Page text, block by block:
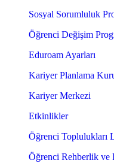
Sosyal Sorumluluk
Öğrenci Değişim
Eduroam Ayarları
Kariyer Planlama
Kariyer Merkezi
Etkinlikler
Öğrenci Toplulukları
Öğrenci Rehberlik ve